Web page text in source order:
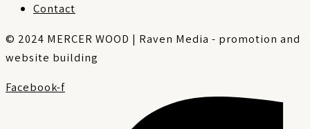
Contact
© 2024 MERCER WOOD | Raven Media - promotion and
website building
Facebook-f